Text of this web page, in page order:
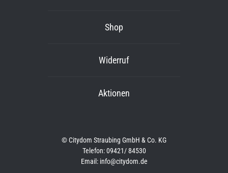
Shop
Widerruf
Aktionen
© Citydom Straubing GmbH & Co. KG
Telefon: 09421/ 84530
Email: info@citydom.de